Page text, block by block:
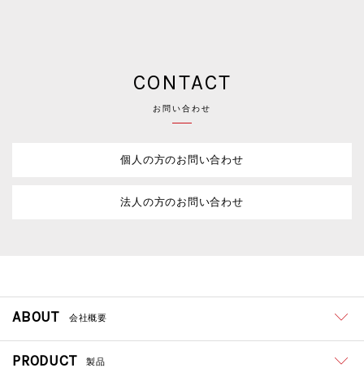
CONTACT
お問い合わせ
個人の方のお問い合わせ
法人の方のお問い合わせ
ABOUT 会社概要
PRODUCT 製品